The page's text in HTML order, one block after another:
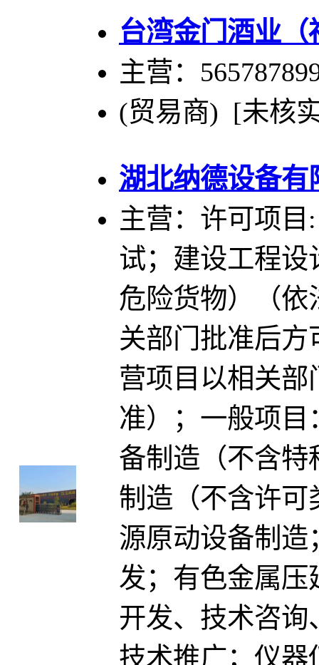
台湾金门酒业（
主营：
(贸易商) [未核
湖北纳德设备有
主营：许可项
试；建设工程
危险货物）（依
关部门批准后
营项目以相关
准）；一般项
备制造（不含特
制造（不含许可
源原动设备制造
发；有色金属压
开发、技术咨
技术推广；仪器